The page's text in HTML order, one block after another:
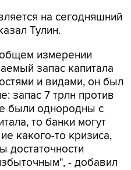
на сегодняшний
Тулин.
общем измерении
запас капитала
и видами, он был
запас 7 трлн против
были однородны с
то банки могут
какого-то кризиса,
достаточности
- добавил